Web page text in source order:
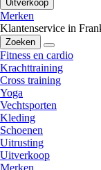
Uitverkoop
Merken
Klantenservice in
Zoeken
Fitness en cardio
Krachttraining
Cross training
Yoga
Vechtsporten
Kleding
Schoenen
Uitrusting
Uitverkoop